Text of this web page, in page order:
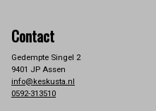
Contact
Gedempte Singel 2
9401 JP Assen
info@keskusta.nl
0592-313510